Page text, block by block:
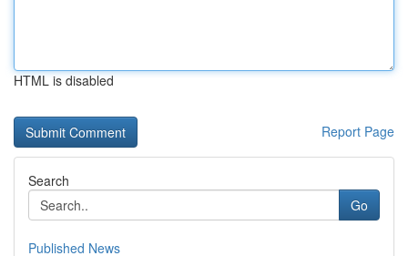
HTML is disabled
Report Page
Search
Go
Published News